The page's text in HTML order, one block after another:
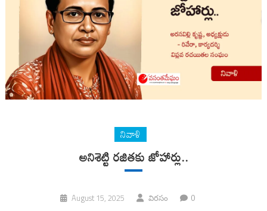
నివాళి
అనిశెట్టి ర‌జిత‌కు జోహార్లు..
August 15, 2025 విరసం 0